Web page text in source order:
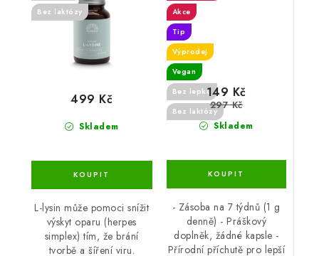
Bez laktózy
Skladem
499 Kč
L-lysin může pomoci snížit
výskyt oparu (herpes
simplex) tím, že brání
tvorbě a šíření viru.
Akce
Tip
Výprodej
Vegan
Bez lepku
Bez laktózy
Skladem
149 Kč
297 Kč
- Zásoba na 7 týdnů (1 g
denně) - Práškový
doplněk, žádné kapsle -
Přírodní příchutě pro lepší